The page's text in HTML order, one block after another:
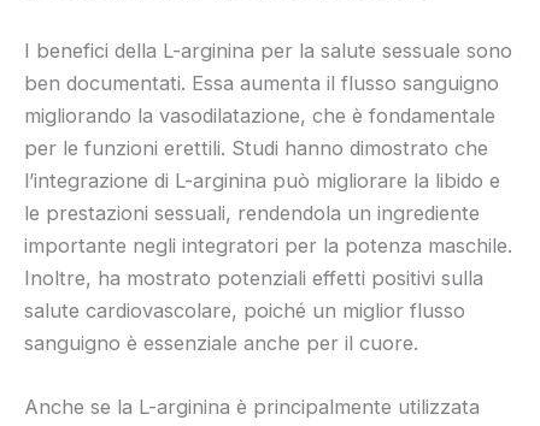
I benefici della L-arginina per la salute sessuale sono
ben documentati. Essa aumenta il flusso sanguigno
migliorando la vasodilatazione, che è fondamentale
per le funzioni erettili. Studi hanno dimostrato che
l’integrazione di L-arginina può migliorare la libido e
le prestazioni sessuali, rendendola un ingrediente
importante negli integratori per la potenza maschile.
Inoltre, ha mostrato potenziali effetti positivi sulla
salute cardiovascolare, poiché un miglior flusso
sanguigno è essenziale anche per il cuore.
Anche se la L-arginina è principalmente utilizzata